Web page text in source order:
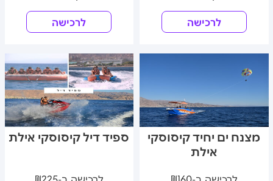
לרכישה לרכישה
ספיד דיל קיסוסקי אילת
מצנח ים יחיד קיסוסקי
אילת